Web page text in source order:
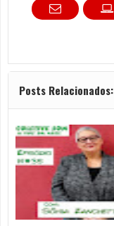
Posts Relacionados: